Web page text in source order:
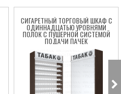
СИГАРЕТНЫЙ ТОРГОВЫЙ ШКАФ C
ОДИННАДЦАТЬЮ УРОВНЯМИ
ПОЛОК С ПУШЕРНОЙ СИСТЕМОЙ
ПОДАЧИ ПАЧЕК